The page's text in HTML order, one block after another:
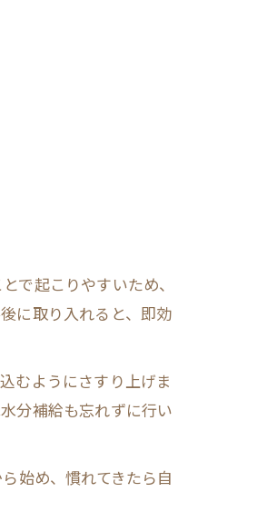
で起こりやすいため、
に取り入れると、即効
むようにさすり上げま
分補給も忘れずに行い
始め、慣れてきたら自